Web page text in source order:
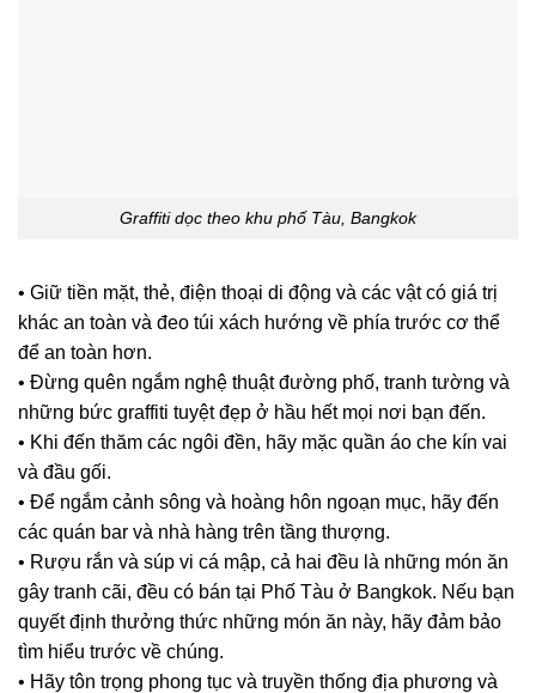
Graffiti dọc theo khu phố Tàu, Bangkok
• Giữ tiền mặt, thẻ, điện thoại di động và các vật có giá trị
khác an toàn và đeo túi xách hướng về phía trước cơ thể
để an toàn hơn.
• Đừng quên ngắm nghệ thuật đường phố, tranh tường và
những bức graffiti tuyệt đẹp ở hầu hết mọi nơi bạn đến.
• Khi đến thăm các ngôi đền, hãy mặc quần áo che kín vai
và đầu gối.
• Để ngắm cảnh sông và hoàng hôn ngoạn mục, hãy đến
các quán bar và nhà hàng trên tầng thượng.
• Rượu rắn và súp vi cá mập, cả hai đều là những món ăn
gây tranh cãi, đều có bán tại Phố Tàu ở Bangkok. Nếu bạn
quyết định thưởng thức những món ăn này, hãy đảm bảo
tìm hiểu trước về chúng.
• Hãy tôn trọng phong tục và truyền thống địa phương và